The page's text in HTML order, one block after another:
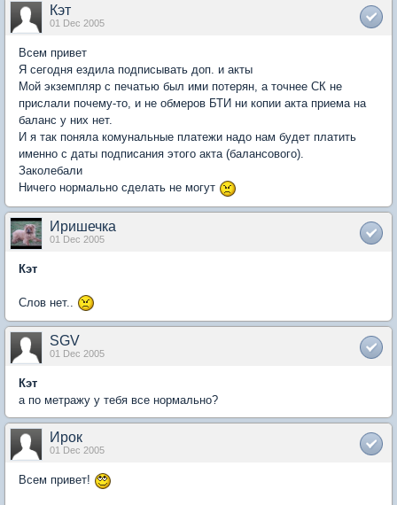
Кэт
01 Dec 2005
Всем привет
Я сегодня ездила подписывать доп. и акты
Мой экземпляр с печатью был ими потерян, а точнее СК не
прислали почему-то, и не обмеров БТИ ни копии акта приема на
баланс у них нет.
И я так поняла комунальные платежи надо нам будет платить
именно с даты подписания этого акта (балансового).
Заколебали
Ничего нормально сделать не могут
Иришечка
01 Dec 2005
Кэт
Слов нет..
SGV
01 Dec 2005
Кэт
а по метражу у тебя все нормально?
Ирок
01 Dec 2005
Всем привет!